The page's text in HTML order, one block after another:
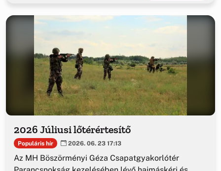
2026 Júliusi lőtérértesítő
Populáris hír 2026. 06. 23 17:13
Az MH Böszörményi Géza Csapatgyakorlótér